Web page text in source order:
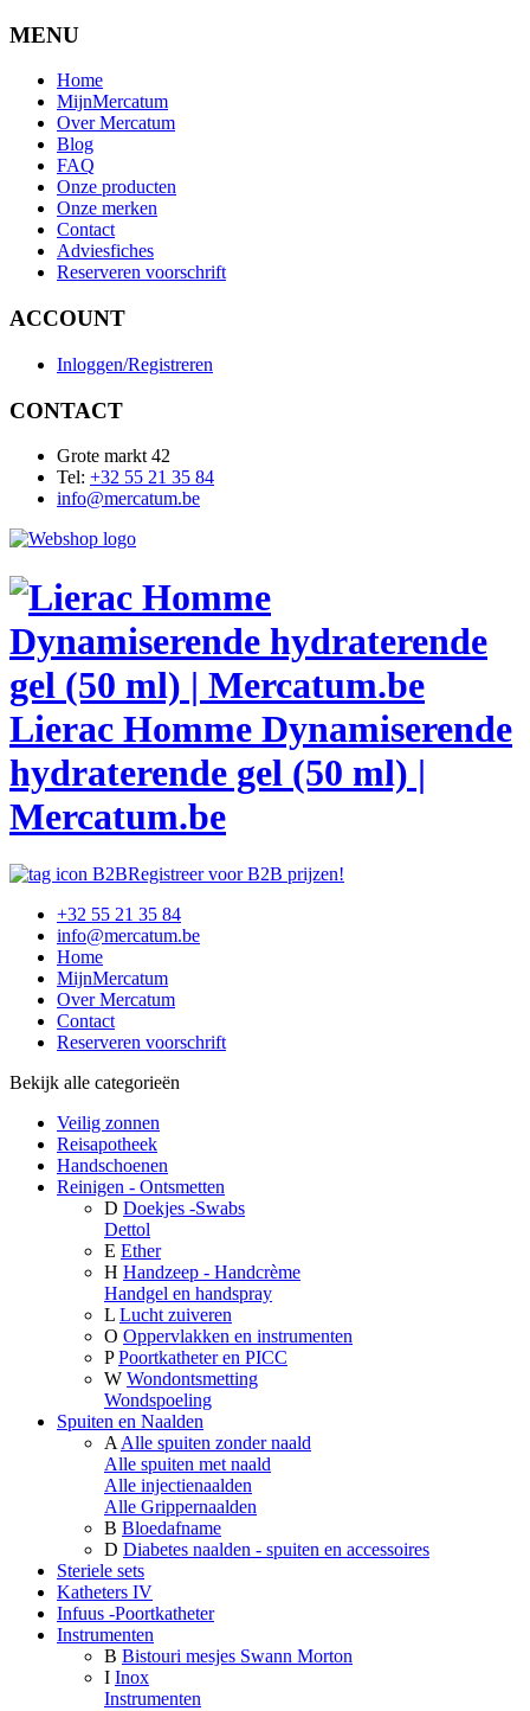
MENU
Home
MijnMercatum
Over Mercatum
Blog
FAQ
Onze producten
Onze merken
Contact
Adviesfiches
Reserveren voorschrift
ACCOUNT
Inloggen/Registreren
CONTACT
Grote markt 42
Tel: +32 55 21 35 84
info@mercatum.be
Lierac Homme Dynamiserende
hydraterende gel (50 ml) |
Mercatum.be
Registreer voor B2B prijzen!
+32 55 21 35 84
info@mercatum.be
Home
MijnMercatum
Over Mercatum
Contact
Reserveren voorschrift
Bekijk alle categorieën
Veilig zonnen
Reisapotheek
Handschoenen
Reinigen - Ontsmetten
D Doekjes -Swabs
Dettol
E Ether
H Handzeep - Handcrème
Handgel en handspray
L Lucht zuiveren
O Oppervlakken en instrumenten
P Poortkatheter en PICC
W Wondontsmetting
Wondspoeling
Spuiten en Naalden
A Alle spuiten zonder naald
Alle spuiten met naald
Alle injectienaalden
Alle Grippernaalden
B Bloedafname
D Diabetes naalden - spuiten en accessoires
Steriele sets
Katheters IV
Infuus -Poortkatheter
Instrumenten
B Bistouri mesjes Swann Morton
I Inox
Instrumenten